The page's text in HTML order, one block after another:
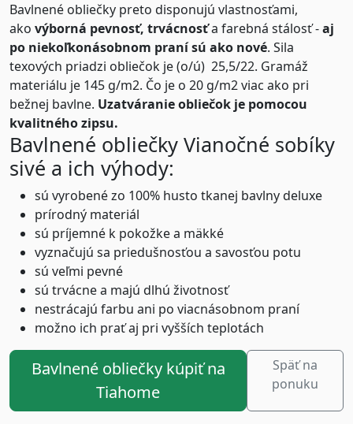
Bavlnené obliečky preto disponujú vlastnosťami,
ako výborná pevnosť, trvácnosťa farebná stálosť -aj
po niekoľkonásobnom praní sú ako nové. Sila
texových priadzi obliečok je (o/ú) 25,5/22. Gramáž
materiálu je 145 g/m2. Čo je o 20 g/m2 viac ako pri
bežnej bavlne. Uzatváranie obliečok je pomocou
kvalitného zipsu.
Bavlnené obliečky Vianočné sobíky
sivé a ich výhody:
sú vyrobené zo 100% husto tkanej bavlny deluxe
prírodný materiál
sú príjemné k pokožke a mäkké
vyznačujú sa priedušnosťou a savosťou potu
sú veľmi pevné
sú trvácne a majú dlhú životnosť
nestrácajú farbu ani po viacnásobnom praní
možno ich prať aj pri vyšších teplotách
Bavlnené obliečky kúpiť na
Tiahome
Späť na
ponuku